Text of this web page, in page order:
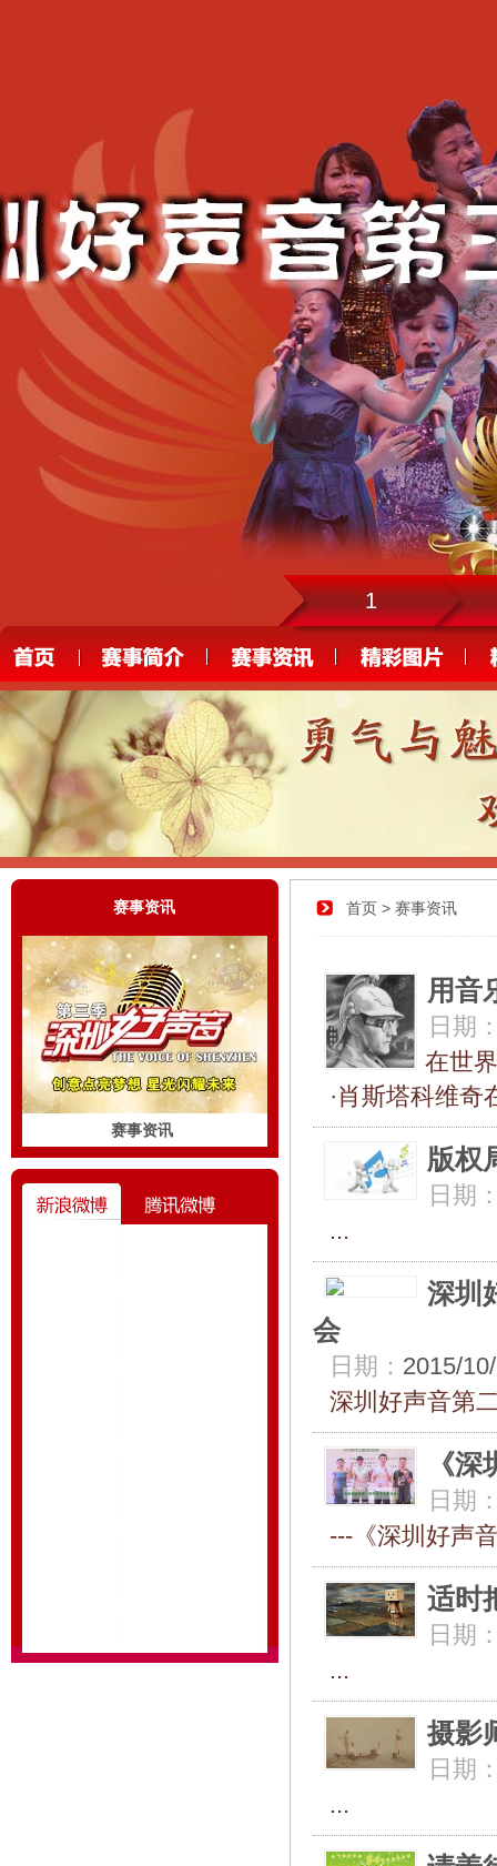
1
赛事资讯
赛事资讯
首页 > 赛事资讯
用音
日期
在世
·肖斯塔科维
版权
日期
...
深圳
会
日期： 2015/
深圳好声音第
《
日期
---《深圳好声
适时
日期
...
摄影
日期
...